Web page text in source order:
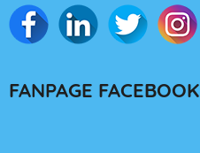
FANPAGE FACEBOOK